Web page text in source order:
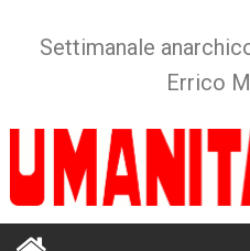
Settimanale
Errico